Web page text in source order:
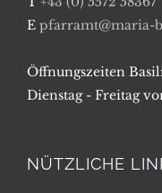
E pfarramt@maria-
Öffnungszeiten
Dienstag - Freitag
NÜTZLICHE